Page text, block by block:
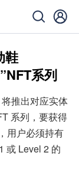
鞋
系列
推出对应实体
系列，要获得
用户必须持有
或 Level 2 的